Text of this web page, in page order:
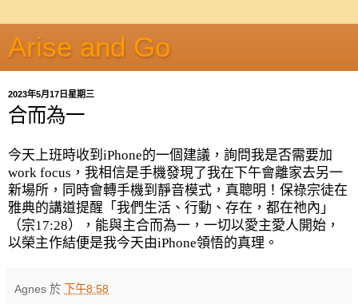
Arise and Go
2023年5月17日星期三
合而為一
今天上班時收到 iPhone的一個建議，詢問我是否需要加
work focus ，我相信是手機發現了我在下午會離家去另一
新場所，同時會轉手機到靜音模式，真聰明！保祿宗徒在
雅典的講道提醒「我們生活、行動、存在，都在祂內」
（宗17:28），能與主合而為一，一切以愛主愛人開始，
以榮主作結便是我今天由iPhone領悟的真理。
Agnes 於 下午8:58